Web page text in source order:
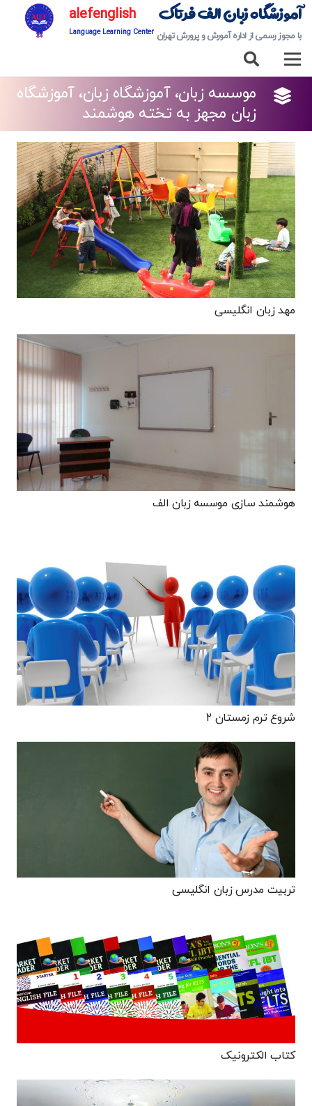
آموزشگاه زبان الف فرتاک
با مجوز رسمی از اداره آمورش و پرورش تهران
alefenglish
Language Learning Center
موسسه زبان، آموزشگاه زبان، آموزشگاه
زبان مجهز به تخته هوشمند
مهد زبان انگلیسی
هوشمند سازی موسسه زبان الف
شروع ترم زمستان ۲
تربیت مدرس زبان انگلیسی
کتاب الکترونیک